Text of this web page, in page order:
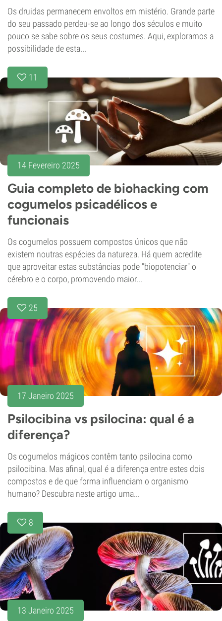
Os druidas permanecem envoltos em mistério. Grande parte
do seu passado perdeu-se ao longo dos séculos e muito
pouco se sabe sobre os seus costumes. Aqui, exploramos a
possibilidade de esta...
11
14 Fevereiro 2025
Guia completo de biohacking com
cogumelos psicadélicos e
funcionais
Os cogumelos possuem compostos únicos que não
existem noutras espécies da natureza. Há quem acredite
que aproveitar estas substâncias pode "biopotenciar" o
cérebro e o corpo, promovendo maior...
25
17 Janeiro 2025
Psilocibina vs psilocina: qual é a
diferença?
Os cogumelos mágicos contêm tanto psilocina como
psilocibina. Mas afinal, qual é a diferença entre estes dois
compostos e de que forma influenciam o organismo
humano? Descubra neste artigo uma...
8
13 Janeiro 2025